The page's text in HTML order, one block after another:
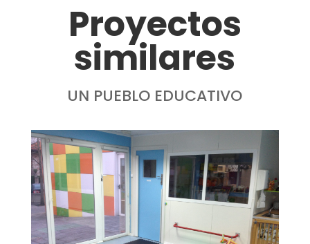
Proyectos
similares
UN PUEBLO EDUCATIVO